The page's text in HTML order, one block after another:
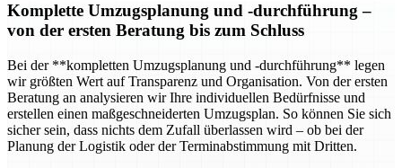
Komplette Umzugsplanung und -durchführung –
von der ersten Beratung bis zum Schluss
Bei der **kompletten Umzugsplanung und -durchführung** legen
wir größten Wert auf Transparenz und Organisation. Von der ersten
Beratung an analysieren wir Ihre individuellen Bedürfnisse und
erstellen einen maßgeschneiderten Umzugsplan. So können Sie sich
sicher sein, dass nichts dem Zufall überlassen wird – ob bei der
Planung der Logistik oder der Terminabstimmung mit Dritten.